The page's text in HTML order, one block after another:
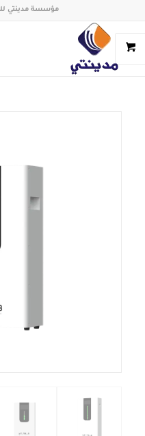
مؤسسة مدينتي